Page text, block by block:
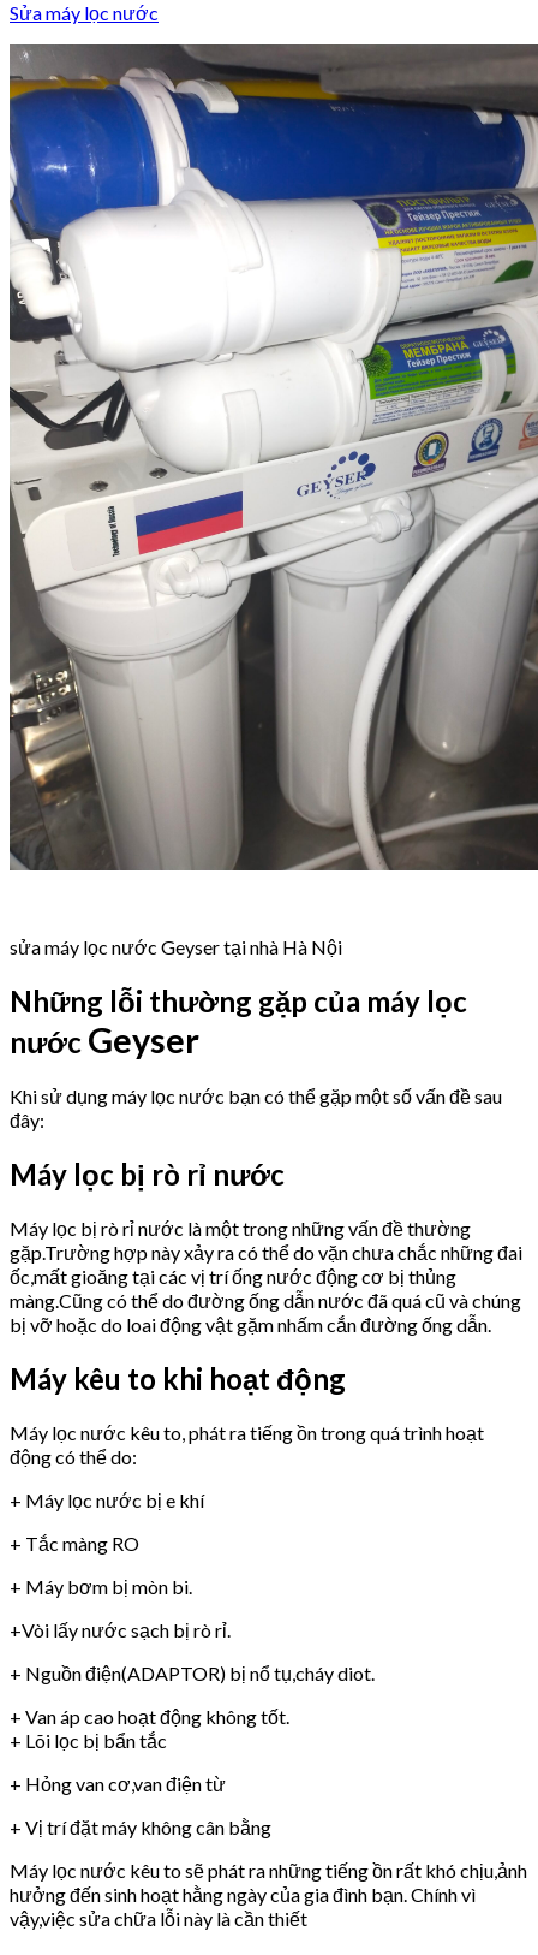
Sửa máy lọc nước
sửa máy lọc nước Geyser tại nhà Hà Nội
Những lỗi thường gặp của máy lọc
nước Geyser
Khi sử dụng máy lọc nước bạn có thể gặp một số vấn đề sau
đây:
Máy lọc bị rò rỉ nước
Máy lọc bị rò rỉ nước là một trong những vấn đề thường
gặp.Trường hợp này xảy ra có thể do vặn chưa chắc những đai
ốc,mất gioăng tại các vị trí ống nước động cơ bị thủng
màng.Cũng có thể do đường ống dẫn nước đã quá cũ và chúng
bị vỡ hoặc do loai động vật gặm nhấm cắn đường ống dẫn.
Máy kêu to khi hoạt động
Máy lọc nước kêu to, phát ra tiếng ồn trong quá trình hoạt
động có thể do:
+ Máy lọc nước bị e khí
+ Tắc màng RO
+ Máy bơm bị mòn bi.
+Vòi lấy nước sạch bị rò rỉ.
+ Nguồn điện(ADAPTOR) bị nổ tụ,cháy diot.
+ Van áp cao hoạt động không tốt.
+ Lõi lọc bị bẩn tắc
+ Hỏng van cơ,van điện từ
+ Vị trí đặt máy không cân bằng
Máy lọc nước kêu to sẽ phát ra những tiếng ồn rất khó chịu,ảnh
hưởng đến sinh hoạt hằng ngày của gia đình bạn. Chính vì
vậy,việc sửa chữa lỗi này là cần thiết